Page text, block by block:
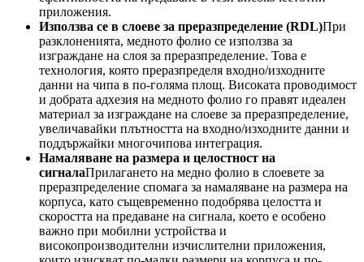
приложения.
Използва се в слоеве за преразпределение (RDL)При
разклоненията, медното фолио се използва за
изграждане на слоя за преразпределение. Това е
технология, която преразпределя входно/изходните
данни на чипа в по-голяма площ. Високата проводимост
и добрата адхезия на медното фолио го правят идеален
материал за изграждане на слоеве за преразпределение,
увеличавайки плътността на входно/изходните данни и
поддържайки многочипова интеграция.
Намаляване на размера и целостност на
сигналаПрилагането на медно фолио в слоевете за
преразпределение спомага за намаляване на размера на
корпуса, като същевременно подобрява целостта и
скоростта на предаване на сигнала, което е особено
важно при мобилни устройства и
високопроизводителни изчислителни приложения,